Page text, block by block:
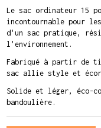
Le sac ordinateur 15
incontournable pour
d'un sac pratique,
l'environnement.
Fabriqué à partir de
sac allie style et
Solide et léger, éco-
bandoulière.